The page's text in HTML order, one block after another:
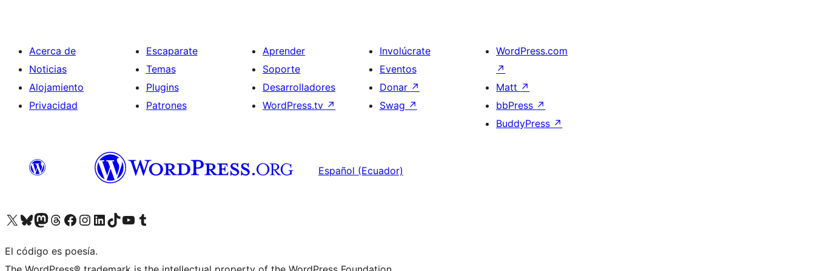
Acerca de
Noticias
Alojamiento
Privacidad
Escaparate
Temas
Plugins
Patrones
Aprender
Soporte
Desarrolladores
WordPress.tv ↗
Involúcrate
Eventos
Donar ↗
Swag ↗
WordPress.com
↗
Matt ↗
bbPress ↗
BuddyPress ↗
Español (Ecuador)
Visita nuestra cuenta de X (anteriormente Twitter)
Visit our Bluesky account
Visit our Mastodon account
Visit our Threads account
Visita nuestra página de Facebook
Visita nuestra cuenta de Instagram
Visita nuestra cuenta de LinkedIn
Visit our TikTok account
Visita nuestro canal de YouTube
Visit our Tumblr account
El código es poesía.